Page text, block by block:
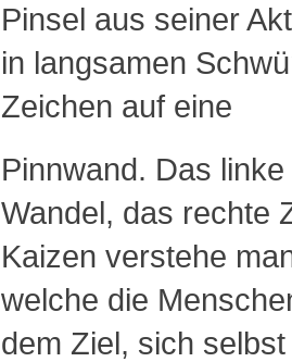
Pinsel aus seiner
in langsamen
Zeichen auf eine
Pinnwand. Das
Wandel, das rechte
Kaizen verstehe
welche die
dem Ziel, sich